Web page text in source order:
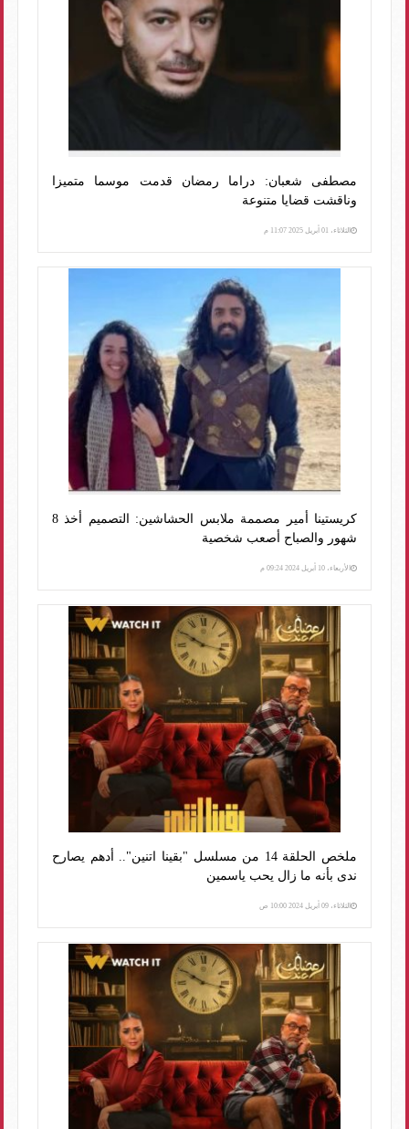
مصطفى شعبان: دراما رمضان قدمت موسما متميزا
وناقشت قضايا متنوعة
الثلاثاء، 01 أبريل 2025 11:07 م
كريستينا أمير مصممة ملابس الحشاشين: التصميم أخذ 8
شهور والصباح أصعب شخصية
الأربعاء، 10 أبريل 2024 09:24 م
ملخص الحلقة 14 من مسلسل "بقينا اتنين".. أدهم يصارح
ندى بأنه ما زال يحب ياسمين
الثلاثاء، 09 أبريل 2024 10:00 ص